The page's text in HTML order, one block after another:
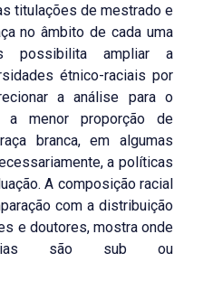
titulações de mestrado e
no âmbito de cada uma
possibilita ampliar a
étnico-raciais por
a análise para o
a menor proporção de
branca, em algumas
a políticas
A composição racial
com a distribuição
e doutores, mostra onde
são sub ou